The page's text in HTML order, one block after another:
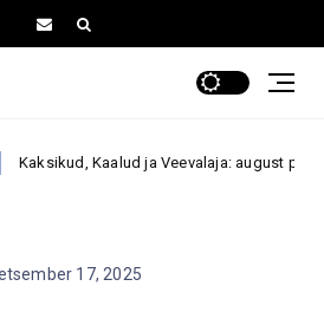
Kaalud ja Veevalaja: august paneb
17, 2025